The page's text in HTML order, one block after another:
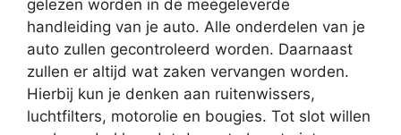
gelezen worden in de meegeleverde
handleiding van je auto. Alle onderdelen van je
auto zullen gecontroleerd worden. Daarnaast
zullen er altijd wat zaken vervangen worden.
Hierbij kun je denken aan ruitenwissers,
luchtfilters, motorolie en bougies. Tot slot willen